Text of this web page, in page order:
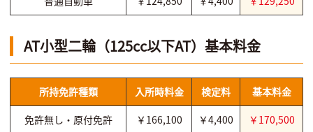
AT小型二輪（125cc以下AT）基本料金
所持免許種類 入所時料金 検定料
基本料金
免許無し・原付免許
￥166,100 ￥4,400
￥170,500